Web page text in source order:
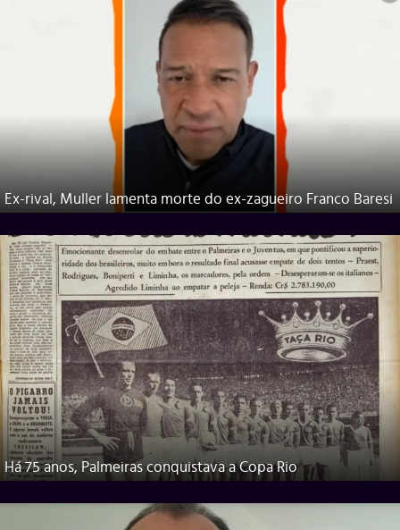
Ex-rival, Muller lamenta morte do ex-zagueiro Franco Baresi
Há 75 anos, Palmeiras conquistava a Copa Rio